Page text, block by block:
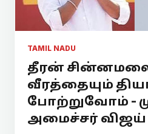
TAMIL NADU
தீரன்
வீரத்தையும்
போற்றுவோம் -
அமைச்சர் விஜய்